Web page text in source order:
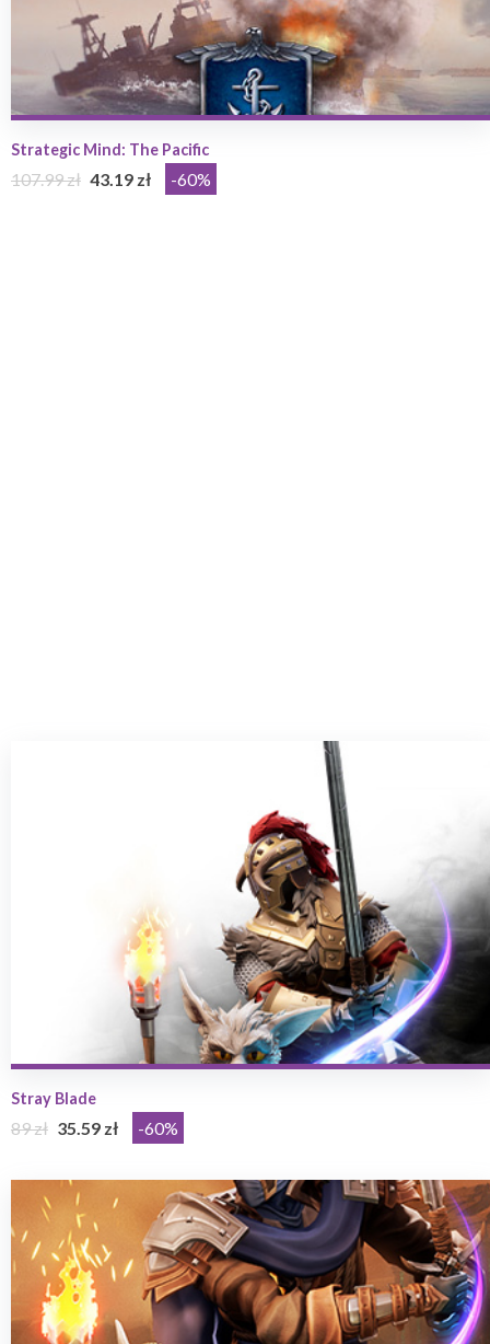
Strategic Mind: The Pacific
107.99 zł 43.19 zł -60%
Stray Blade
89 zł 35.59 zł -60%